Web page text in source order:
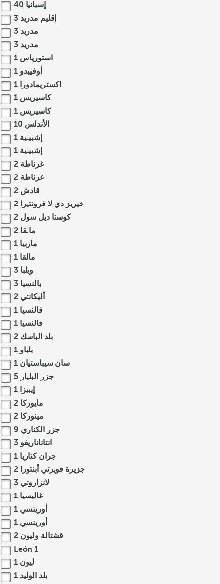
إسبانيا 40
إقليم مدريد 3
مدريد 3
مدريد 3
استورياس 1
أوفييدو 1
اكستريمادورا 1
كاسيريس 1
كاسيريس 1
الأندلس 10
إشبيلية 1
إشبيلية 1
غرناطة 2
غرناطة 2
قادش 2
خيريز دي لا فرونتيرا 2
كوستا ديل سول 2
مالقا 2
ماربيا 1
مالقا 1
ويلبا 3
بالنسيا 3
أليكانتي 2
فالنسيا 1
فالنسيا 1
بلد الباسك 2
بلباو 1
سان سيباستيان 1
جزر البليار 5
إيبيزا 1
مايوركا 2
مينوركا 2
جزر الكناري 9
انتاناناريفو 3
جران كناريا 1
جزيرة فويرتي أبنتورا 2
لانزاروتي 3
غاليسيا 1
أورينسي 1
أورينسي 1
قشتالة وليون 2
León 1
ليون 1
بلد الوليد 1